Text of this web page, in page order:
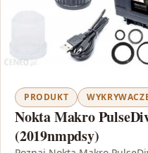
PRODUKT
Nokta Makro
(2019nmpdsy)